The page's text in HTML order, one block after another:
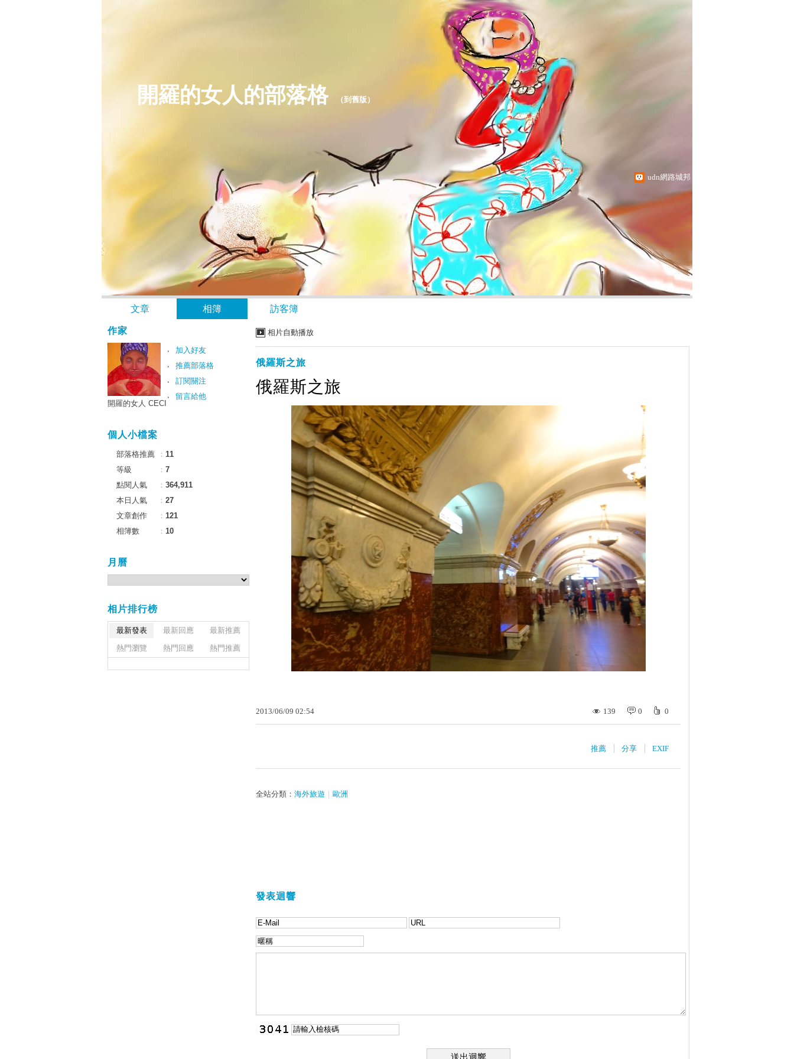
udn網路城邦
開羅的女人的部落格 （到舊版 ）
文章 相簿 訪客簿
相片自動播放
俄羅斯之旅
俄羅斯之旅
2013/06/09 02:54 139 0 0
推薦 分享 EXIF
全站分類： 海外旅遊 歐洲
發表迴響
送出迴響
作家
加入好友
推薦部落格
訂閱關注
留言給他
開羅的女人 CECI
個人小檔案
部落格推薦 ： 11
等級
： 7
點閱人氣
： 364,911
本日人氣
： 27
文章創作
： 121
相簿數
： 10
月曆
相片排行榜
最新發表 最新回應
最新推薦
熱門瀏覽
熱門回應 熱門推薦